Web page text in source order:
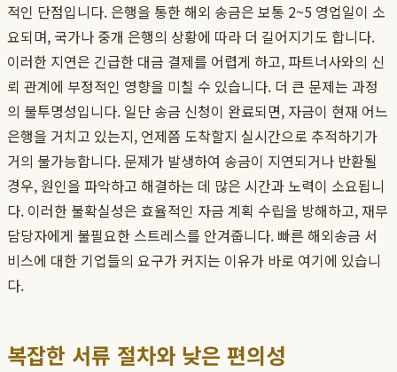
적인 단점입니다. 은행을 통한 해외 송금은 보통 2~5 영업일이 소
요되며, 국가나 중개 은행의 상황에 따라 더 길어지기도 합니다.
이러한 지연은 긴급한 대금 결제를 어렵게 하고, 파트너사와의 신
뢰 관계에 부정적인 영향을 미칠 수 있습니다. 더 큰 문제는 과정
의 불투명성입니다. 일단 송금 신청이 완료되면, 자금이 현재 어느
은행을 거치고 있는지, 언제쯤 도착할지 실시간으로 추적하기가
거의 불가능합니다. 문제가 발생하여 송금이 지연되거나 반환될
경우, 원인을 파악하고 해결하는 데 많은 시간과 노력이 소요됩니
다. 이러한 불확실성은 효율적인 자금 계획 수립을 방해하고, 재무
담당자에게 불필요한 스트레스를 안겨줍니다. 빠른 해외송금 서
비스에 대한 기업들의 요구가 커지는 이유가 바로 여기에 있습니
다.
복잡한 서류 절차와 낮은 편의성